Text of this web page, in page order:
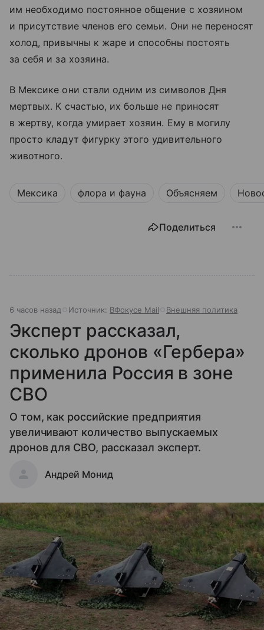
им необходимо постоянное общение с хозяином
и присутствие членов его семьи. Они не переносят
холод, привычны к жаре и способны постоять
за себя и за хозяина.
В Мексике они стали одним из символов Дня
мертвых. К счастью, их больше не приносят
в жертву, когда умирает хозяин. Ему в могилу
просто кладут фигурку этого удивительного
животного.
Мексика флора и фауна Объясняем
Поделиться
6 часов назад Источник: ВФокусе Mail Внешняя политика
Эксперт рассказал,
сколько дронов «Гербера»
применила Россия в зоне
СВО
О том, как российские предприятия
увеличивают количество выпускаемых
дронов для СВО, рассказал эксперт.
Андрей Монид